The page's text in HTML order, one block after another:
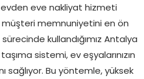
evden eve nakliyat hizmeti
memnuniyetini en ön
kullandığımız Antalya
sistemi, ev eşyalarınızın
sağlıyor. Bu yöntemle, yüksek